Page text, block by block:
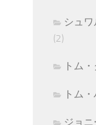
シュ
(2)
トム
トム
ジョ